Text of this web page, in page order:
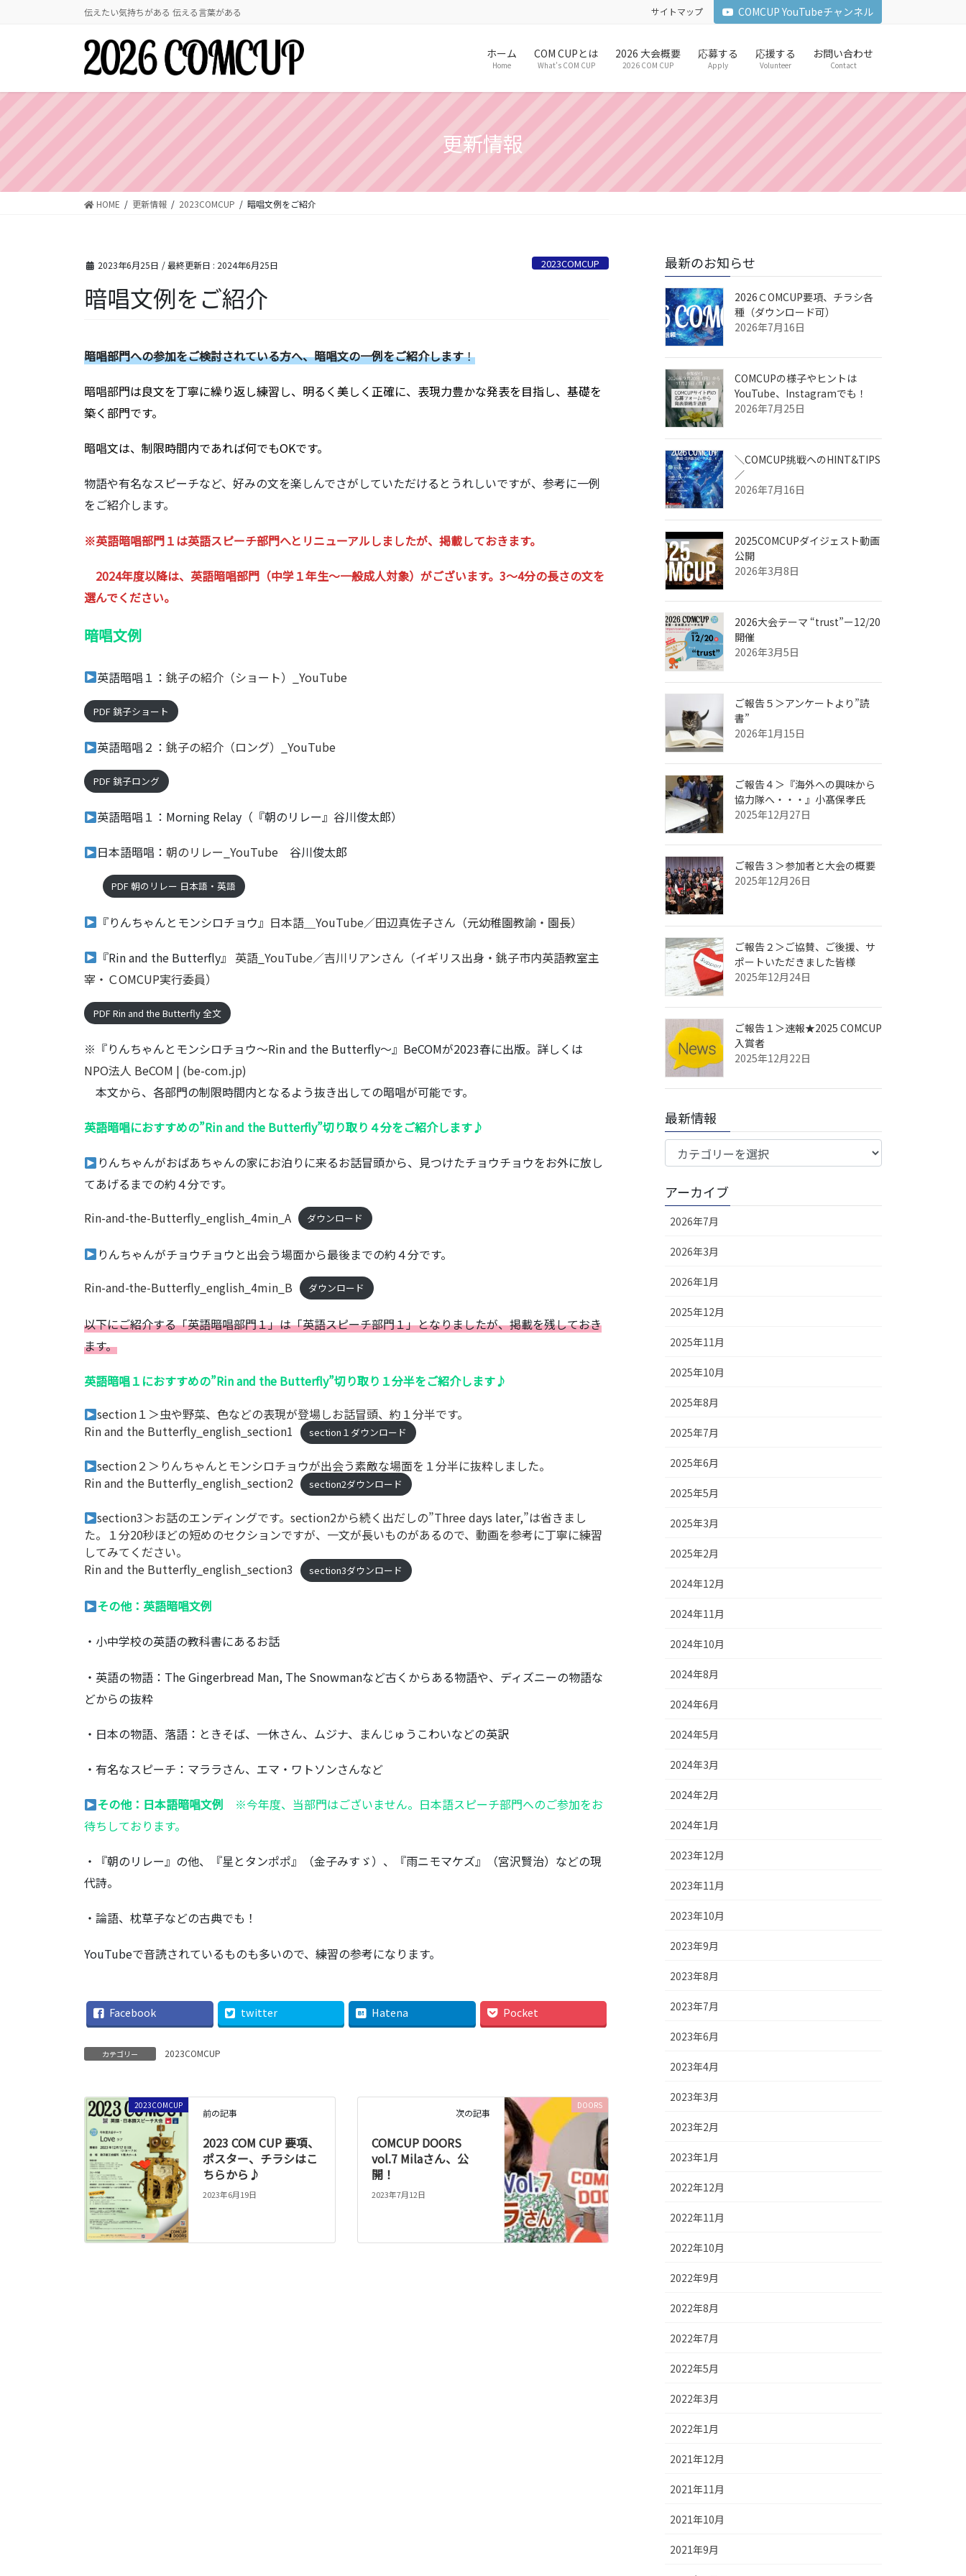
に
ョ
伝えたい気持ちがある 伝える言葉がある サイトマップ COMCUP YouTubeチャンネル
ホーム
Home
COM CUPとは
What’s COM CUP
2026 大会概要
2026 COM CUP
応募する
Apply
応援する
Volunteer
お問い合わせ
Contact
更新情報
HOME 更新情報 2023COMCUP 暗唱文例をご紹介
2023年6月25日 / 最終更新日 : 2024年6月25日 2023COMCUP
暗唱文例をご紹介
暗唱部門への参加をご検討されている方へ、暗唱文の一例をご紹介します！
暗唱部門は良文を丁寧に繰り返し練習し、明るく美しく正確に、表現力豊かな発表を目指し、基礎を
築く部門です。
暗唱文は、制限時間内であれば何でもOKです。
物語や有名なスピーチなど、好みの文を楽しんでさがしていただけるとうれしいですが、参考に一例
をご紹介します。
※英語暗唱部門１は英語スピーチ部門へとリニューアルしましたが、掲載しておきます。
2024年度以降は、英語暗唱部門（中学１年生～一般成人対象）がございます。3～4分の長さの文を
選んでください。
暗唱文例
英語暗唱１：銚子の紹介（ショート）_YouTube
PDF 銚子ショート
英語暗唱２：銚子の紹介（ロング）_YouTube
PDF 銚子ロング
英語暗唱１：Morning Relay（『朝のリレー』谷川俊太郎）
日本語暗唱：朝のリレー_YouTube 谷川俊太郎
PDF 朝のリレー 日本語・英語
『りんちゃんとモンシロチョウ』 日本語＿YouTube／田辺真佐子さん（元幼稚園教諭・園長）
『Rin and the Butterfly』 英語_YouTube／吉川リアンさん（イギリス出身・銚子市内英語教室主
宰・ＣOMCUP実行委員）
PDF Rin and the Butterfly 全文
※『りんちゃんとモンシロチョウ～Rin and the Butterfly～』BeCOMが2023春に出版。詳しくは
NPO法人 BeCOM | (be-com.jp)
本文から、各部門の制限時間内となるよう抜き出しての暗唱が可能です。
英語暗唱におすすめの”Rin and the Butterfly”切り取り４分をご紹介します♪
りんちゃんがおばあちゃんの家にお泊りに来るお話冒頭から、見つけたチョウチョウをお外に放し
てあげるまでの約４分です。
Rin-and-the-Butterfly_english_4min_A
ダウンロード
りんちゃんがチョウチョウと出会う場面から最後までの約４分です。
Rin-and-the-Butterfly_english_4min_B
ダウンロード
以下にご紹介する「英語暗唱部門１」は「英語スピーチ部門１」となりましたが、掲載を残しておき
ます。
英語暗唱１におすすめの”Rin and the Butterfly”切り取り１分半をご紹介します♪
section１＞虫や野菜、色などの表現が登場しお話冒頭、約１分半です。
Rin and the Butterfly_english_section1
section１ダウンロード
section２＞りんちゃんとモンシロチョウが出会う素敵な場面を１分半に抜粋しました。
Rin and the Butterfly_english_section2
section2ダウンロード
section3＞お話のエンディングです。section2から続く出だしの”Three days later,”は省きまし
た。１分20秒ほどの短めのセクションですが、一文が長いものがあるので、動画を参考に丁寧に練習
してみてください。
Rin and the Butterfly_english_section3
section3ダウンロード
その他：英語暗唱文例
・小中学校の英語の教科書にあるお話
・英語の物語：The Gingerbread Man, The Snowmanなど古くからある物語や、ディズニーの物語な
どからの抜粋
・日本の物語、落語：ときそば、一休さん、ムジナ、まんじゅうこわいなどの英訳
・有名なスピーチ：マララさん、エマ・ワトソンさんなど
その他：日本語暗唱文例 ※今年度、当部門はございません。日本語スピーチ部門へのご参加をお
待ちしております。
・『朝のリレー』の他、『星とタンポポ』（金子みすゞ）、『雨ニモマケズ』（宮沢賢治）などの現
代詩。
・論語、枕草子などの古典でも！
YouTubeで音読されているものも多いので、練習の参考になります。
Facebook twitter Hatena Pocket
カテゴリー 2023COMCUP
2023COMCUP
前の記事
2023 COM CUP 要項、
ポスター、チラシはこ
ちらから♪
2023年6月19日
DOORS
次の記事
COMCUP DOORS
vol.7 Milaさん、公
開！
2023年7月12日
最新のお知らせ
2026ＣOMCUP要項、チラシ各
種（ダウンロード可）
2026年7月16日
COMCUPの様子やヒントは
YouTube、Instagramでも！
2026年7月25日
＼COMCUP挑戦へのHINT&TIPS
／
2026年7月16日
2025COMCUPダイジェスト動画
公開
2026年3月8日
2026大会テーマ “trust”ー12/20
開催
2026年3月5日
ご報告５＞アンケートより”読
書”
2026年1月15日
ご報告４＞『海外への興味から
協力隊へ・・・』小髙保孝氏
2025年12月27日
ご報告３＞参加者と大会の概要
2025年12月26日
ご報告２＞ご協賛、ご後援、サ
ポートいただきました皆様
2025年12月24日
ご報告１＞速報★2025 COMCUP
入賞者
2025年12月22日
最新情報
最
新
報
アーカイブ
2026年7月
2026年3月
2026年1月
2025年12月
2025年11月
2025年10月
2025年8月
2025年7月
2025年6月
2025年5月
2025年3月
2025年2月
2024年12月
2024年11月
2024年10月
2024年8月
2024年6月
2024年5月
2024年3月
2024年2月
2024年1月
2023年12月
2023年11月
2023年10月
2023年9月
2023年8月
2023年7月
2023年6月
2023年4月
2023年3月
2023年2月
2023年1月
2022年12月
2022年11月
2022年10月
2022年9月
2022年8月
2022年7月
2022年5月
2022年3月
2022年1月
2021年12月
2021年11月
2021年10月
2021年9月